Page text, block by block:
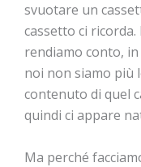
svuotare un
cassetto ci ricorda.
rendiamo conto,
noi non siamo più
contenuto di quel
quindi ci appare
Ma perché